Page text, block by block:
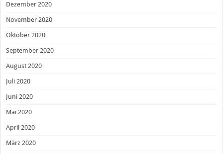
Dezember 2020
November 2020
Oktober 2020
September 2020
August 2020
Juli 2020
Juni 2020
Mai 2020
April 2020
März 2020